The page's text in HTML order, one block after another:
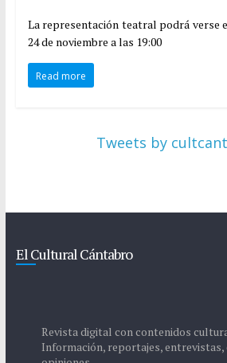
La representación teatral podrá verse
24 de noviembre a las 19:00
Read more
Tweets by
El Cultural Cántabro
Revista digital con contenidos
Información, reportajes, entrevistas,